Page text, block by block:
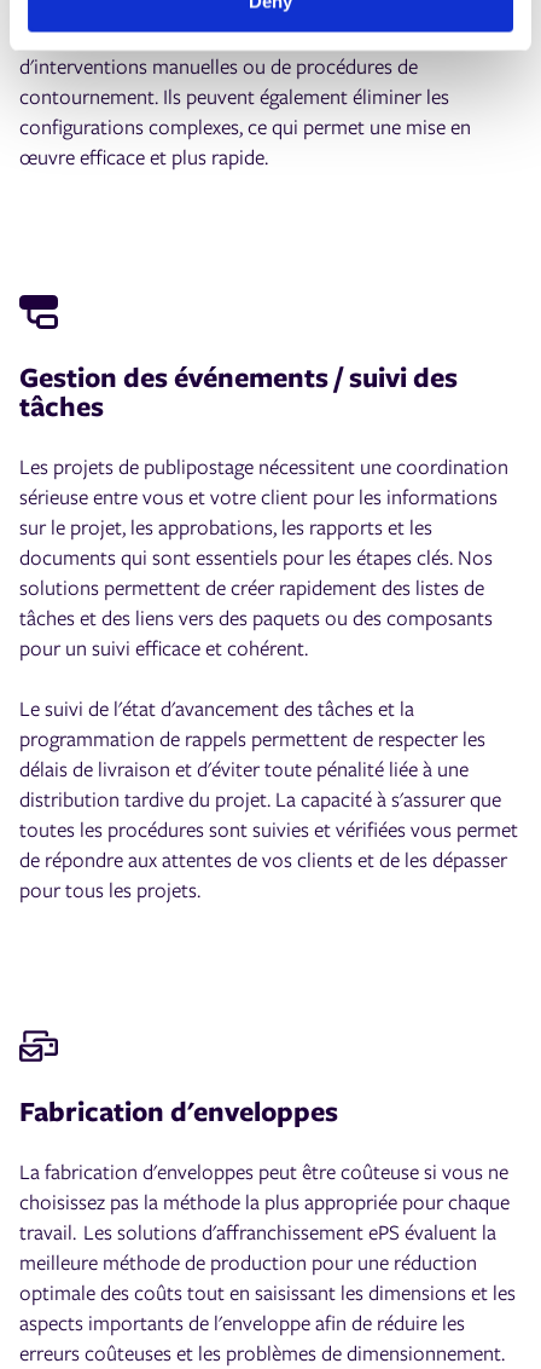
différencier ces finitions spécialisées qui nécessitent moins
d'interventions manuelles ou de procédures de
contournement. Ils peuvent également éliminer les
configurations complexes, ce qui permet une mise en
œuvre efficace et plus rapide.
Gestion des événements / suivi des
tâches
Les projets de publipostage nécessitent une coordination
sérieuse entre vous et votre client pour les informations
sur le projet, les approbations, les rapports et les
documents qui sont essentiels pour les étapes clés. Nos
solutions permettent de créer rapidement des listes de
tâches et des liens vers des paquets ou des composants
pour un suivi efficace et cohérent.
Le suivi de l'état d'avancement des tâches et la
programmation de rappels permettent de respecter les
délais de livraison et d'éviter toute pénalité liée à une
distribution tardive du projet. La capacité à s'assurer que
toutes les procédures sont suivies et vérifiées vous permet
de répondre aux attentes de vos clients et de les dépasser
pour tous les projets.
Fabrication d'enveloppes
La fabrication d'enveloppes peut être coûteuse si vous ne
choisissez pas la méthode la plus appropriée pour chaque
travail. Les solutions d'affranchissement ePS évaluent la
meilleure méthode de production pour une réduction
optimale des coûts tout en saisissant les dimensions et les
aspects importants de l'enveloppe afin de réduire les
erreurs coûteuses et les problèmes de dimensionnement.